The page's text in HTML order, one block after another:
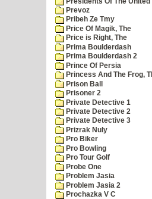
Prevoz
Pribeh Ze Tmy
Price Of Magik, The
Price is Right, The
Prima Boulderdash
Prima Boulderdash 2
Prince Of Persia
Princess And The Frog,
Prison Ball
Prisoner 2
Private Detective 1
Private Detective 2
Private Detective 3
Prizrak Nuly
Pro Biker
Pro Bowling
Pro Tour Golf
Probe One
Problem Jasia
Problem Jasia 2
Prochazka V C